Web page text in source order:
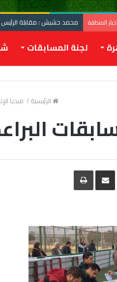
المنطقة محمد حشيش : مقابلة
لجنة المسابقات
الرئيسية/ ميديا
يوم السبت
Twitter مشاركة
البريد
طباعة